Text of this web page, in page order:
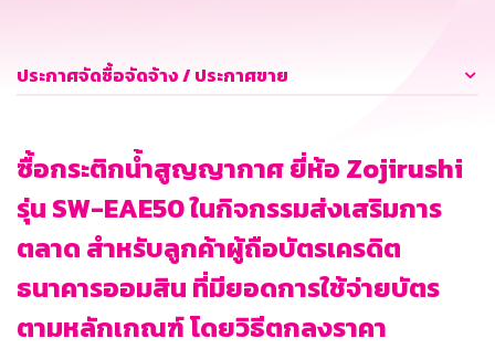
ประกาศจัดซื้อจัดจ้าง / ประกาศขาย
ซื้อกระติกน้ำสูญญากาศ ยี่ห้อ Zojirushi
รุ่น SW-EAE50 ในกิจกรรมส่งเสริมการ
ตลาด สำหรับลูกค้าผู้ถือบัตรเครดิต
ธนาคารออมสิน ที่มียอดการใช้จ่ายบัตร
ตามหลักเกณฑ์ โดยวิธีตกลงราคา